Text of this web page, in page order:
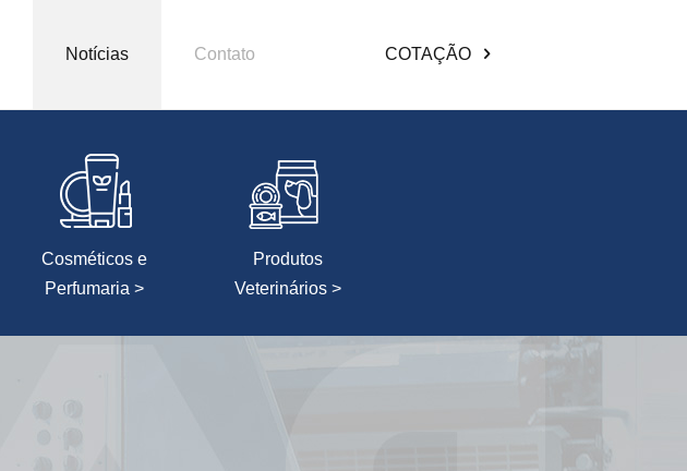
Notícias Contato COTAÇÃO
Cosméticos e
Perfumaria >
Produtos
Veterinários >